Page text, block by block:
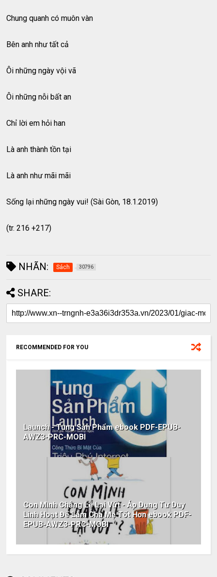
Chung quanh có muôn vàn
Bên anh như tất cả
Ôi những ngày vội vã
Ôi những nỗi bất an
Chỉ lời em hỏi han
Là anh thành tồn tại
Là anh như mãi mãi
Sống lại những ngày vui! (Sài Gòn, 18.1.2019)
(tr. 216 +217)
NHÃN: Sách 30796
SHARE:
RECOMMENDED FOR YOU
Launch - Tung Sản Phẩm ebook PDF-EPUB-
AWZ3-PRC-MOBI
Con Mình Chẳng Lẽ Lại Vứt - Áp Dụng Tư Duy
Linh Hoạt Để Làm Cha Mẹ Tốt Hơn ebook PDF-
EPUB-AWZ3-PRC-MOBI